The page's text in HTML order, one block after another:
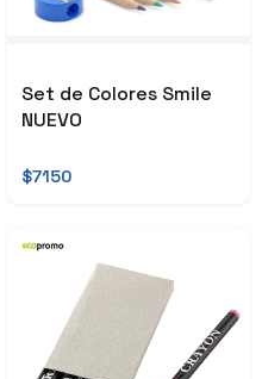
Set de Colores Smile
NUEVO
$7150